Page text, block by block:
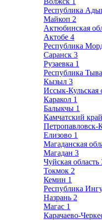
Республика
Майкоп 2
Актюбинская
Актобе 4
Республика
Саранск 3
Рузаевка 1
Республика Тыва
Кызыл 3
Иссык-Кульская
Каракол 1
Балыкчы 1
Камчатский край
Петропавловск-
Елизово 1
Магаданская
Магадан 3
Чуйская область
Токмок 2
Кемин 1
Республика
Назрань 2
Магас 1
Карачаево-